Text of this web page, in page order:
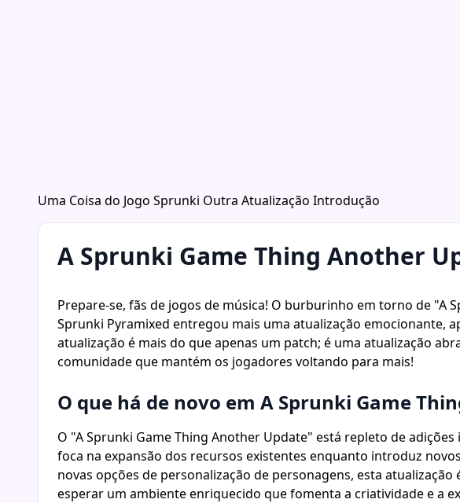
Uma Coisa do Jogo Sprunki Outra Atualização Introdução
A Sprunki Game Thing Another
Prepare-se, fãs de jogos de música! O burburinho em torno de "A
Sprunki Pyramixed entregou mais uma atualização emocionante,
atualização é mais do que apenas um patch; é uma atualização
comunidade que mantém os jogadores voltando para mais!
O que há de novo em A Sprunki Game
O "A Sprunki Game Thing Another Update" está repleto de
foca na expansão dos recursos existentes enquanto introduz
novas opções de personalização de personagens, esta
esperar um ambiente enriquecido que fomenta a criatividade e a